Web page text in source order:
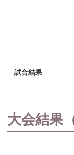
試合結果
大会結果